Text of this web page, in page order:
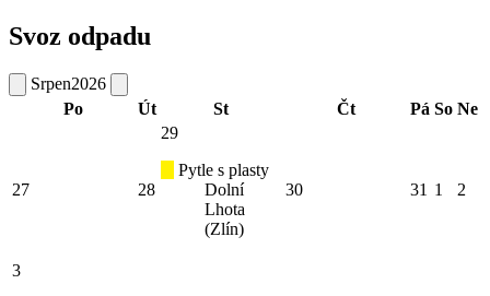
Svoz odpadu
Srpen2026
Po
Út St Čt Pá So Ne
27 28
29
Pytle s plasty
Dolní
Lhota
(Zlín)
30 31 1 2
3